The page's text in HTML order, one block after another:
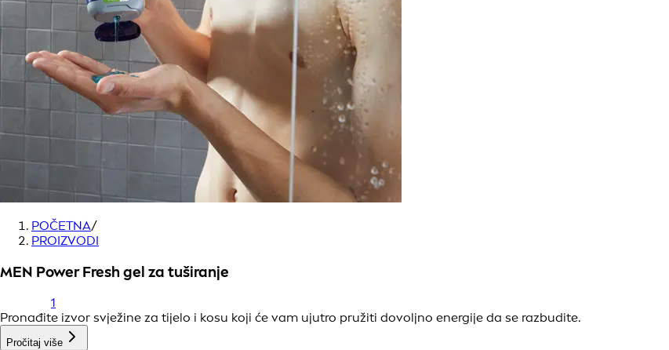
POČETNA/
PROIZVODI
MEN Power Fresh gel za tuširanje
1
Pronađite izvor svježine za tijelo i kosu koji će vam ujutro pružiti dovoljno energije da se razbudite.
Pročitaj više